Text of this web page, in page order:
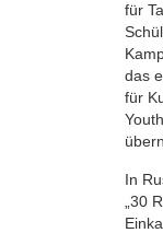
für
das
für
In
„30